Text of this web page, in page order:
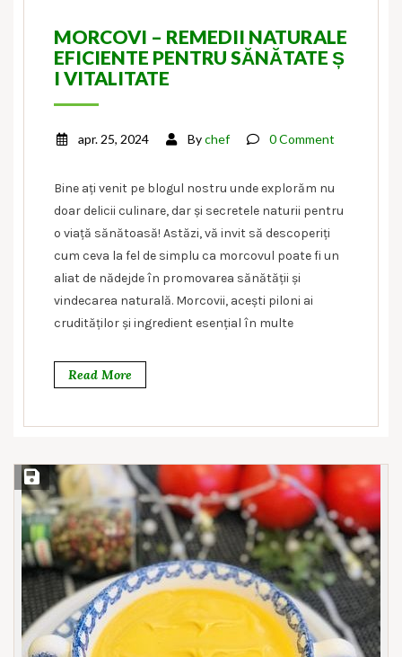
MORCOVI – REMEDII NATURALE
EFICIENTE PENTRU SĂNĂTATE Ș
I VITALITATE
apr. 25, 2024 Bychef 0 Comment
Bine ați venit pe blogul nostru unde explorăm nu
doar delicii culinare, dar și secretele naturii pentru
o viață sănătoasă! Astăzi, vă invit să descoperiți
cum ceva la fel de simplu ca morcovul poate fi un
aliat de nădejde în promovarea sănătății și
vindecarea naturală. Morcovii, acești piloni ai
crudităților și ingredient esențial în multe
Read More
Save Recipe